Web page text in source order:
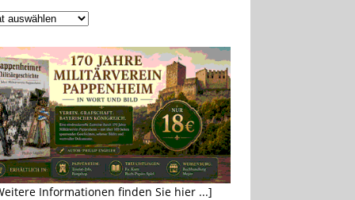
Informationen finden Sie hier ...]